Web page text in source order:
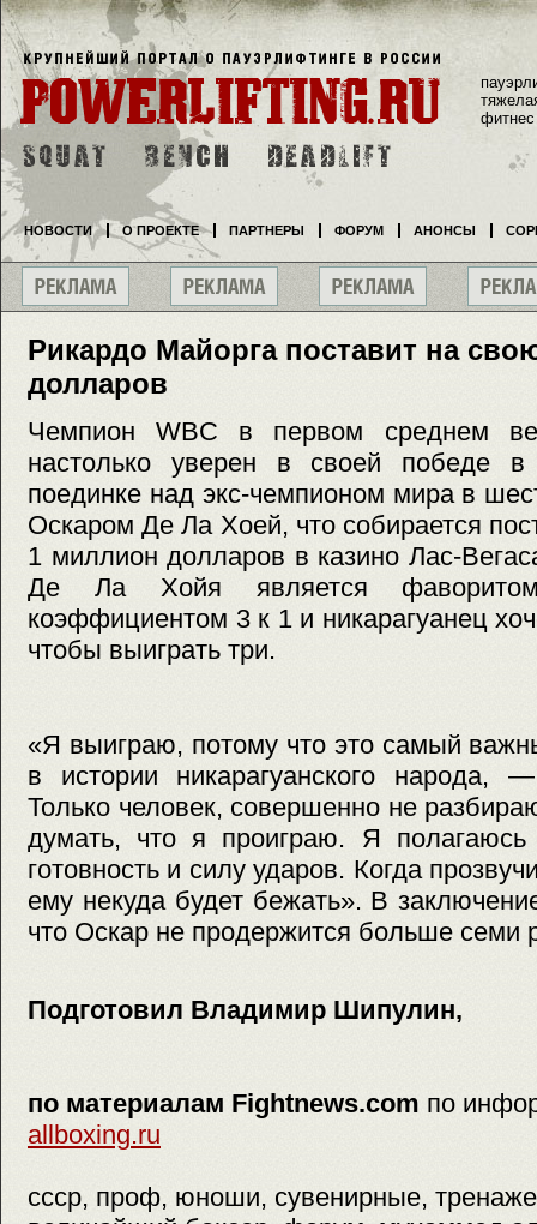
Рикардо Майорга поставит на
долларов
Чемпион WBC в первом среднем
настолько уверен в своей победе
поединке над экс-чемпионом мира в
Оскаром Де Ла Хоей, что собирается
1 миллион долларов в казино Лас-
Де Ла Хойя является
коэффициентом 3 к 1 и никарагуанец
чтобы выиграть три.
«Я выиграю, потому что это самый
в истории никарагуанского
Только человек, совершенно не
думать, что я проиграю. Я
готовность и силу ударов. Когда
ему некуда будет бежать». В
что Оскар не продержится больше семи
Подготовил Владимир Шипулин,
по материалам Fightnews.com по
allboxing.ru
ссср, проф, юноши, сувенирные,
фитнес
НОВОСТИ О ПРОЕКТЕ ПАРТНЕРЫ ФОРУМ АНОНСЫ